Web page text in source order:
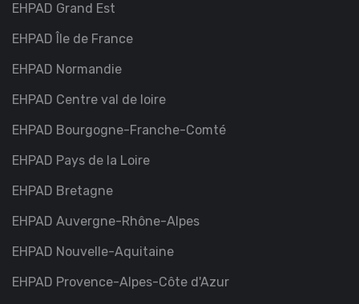
EHPAD Grand Est
EHPAD Île de France
EHPAD Normandie
EHPAD Centre val de loire
EHPAD Bourgogne-Franche-Comté
EHPAD Pays de la Loire
EHPAD Bretagne
EHPAD Auvergne-Rhône-Alpes
EHPAD Nouvelle-Aquitaine
EHPAD Provence-Alpes-Côte d'Azur